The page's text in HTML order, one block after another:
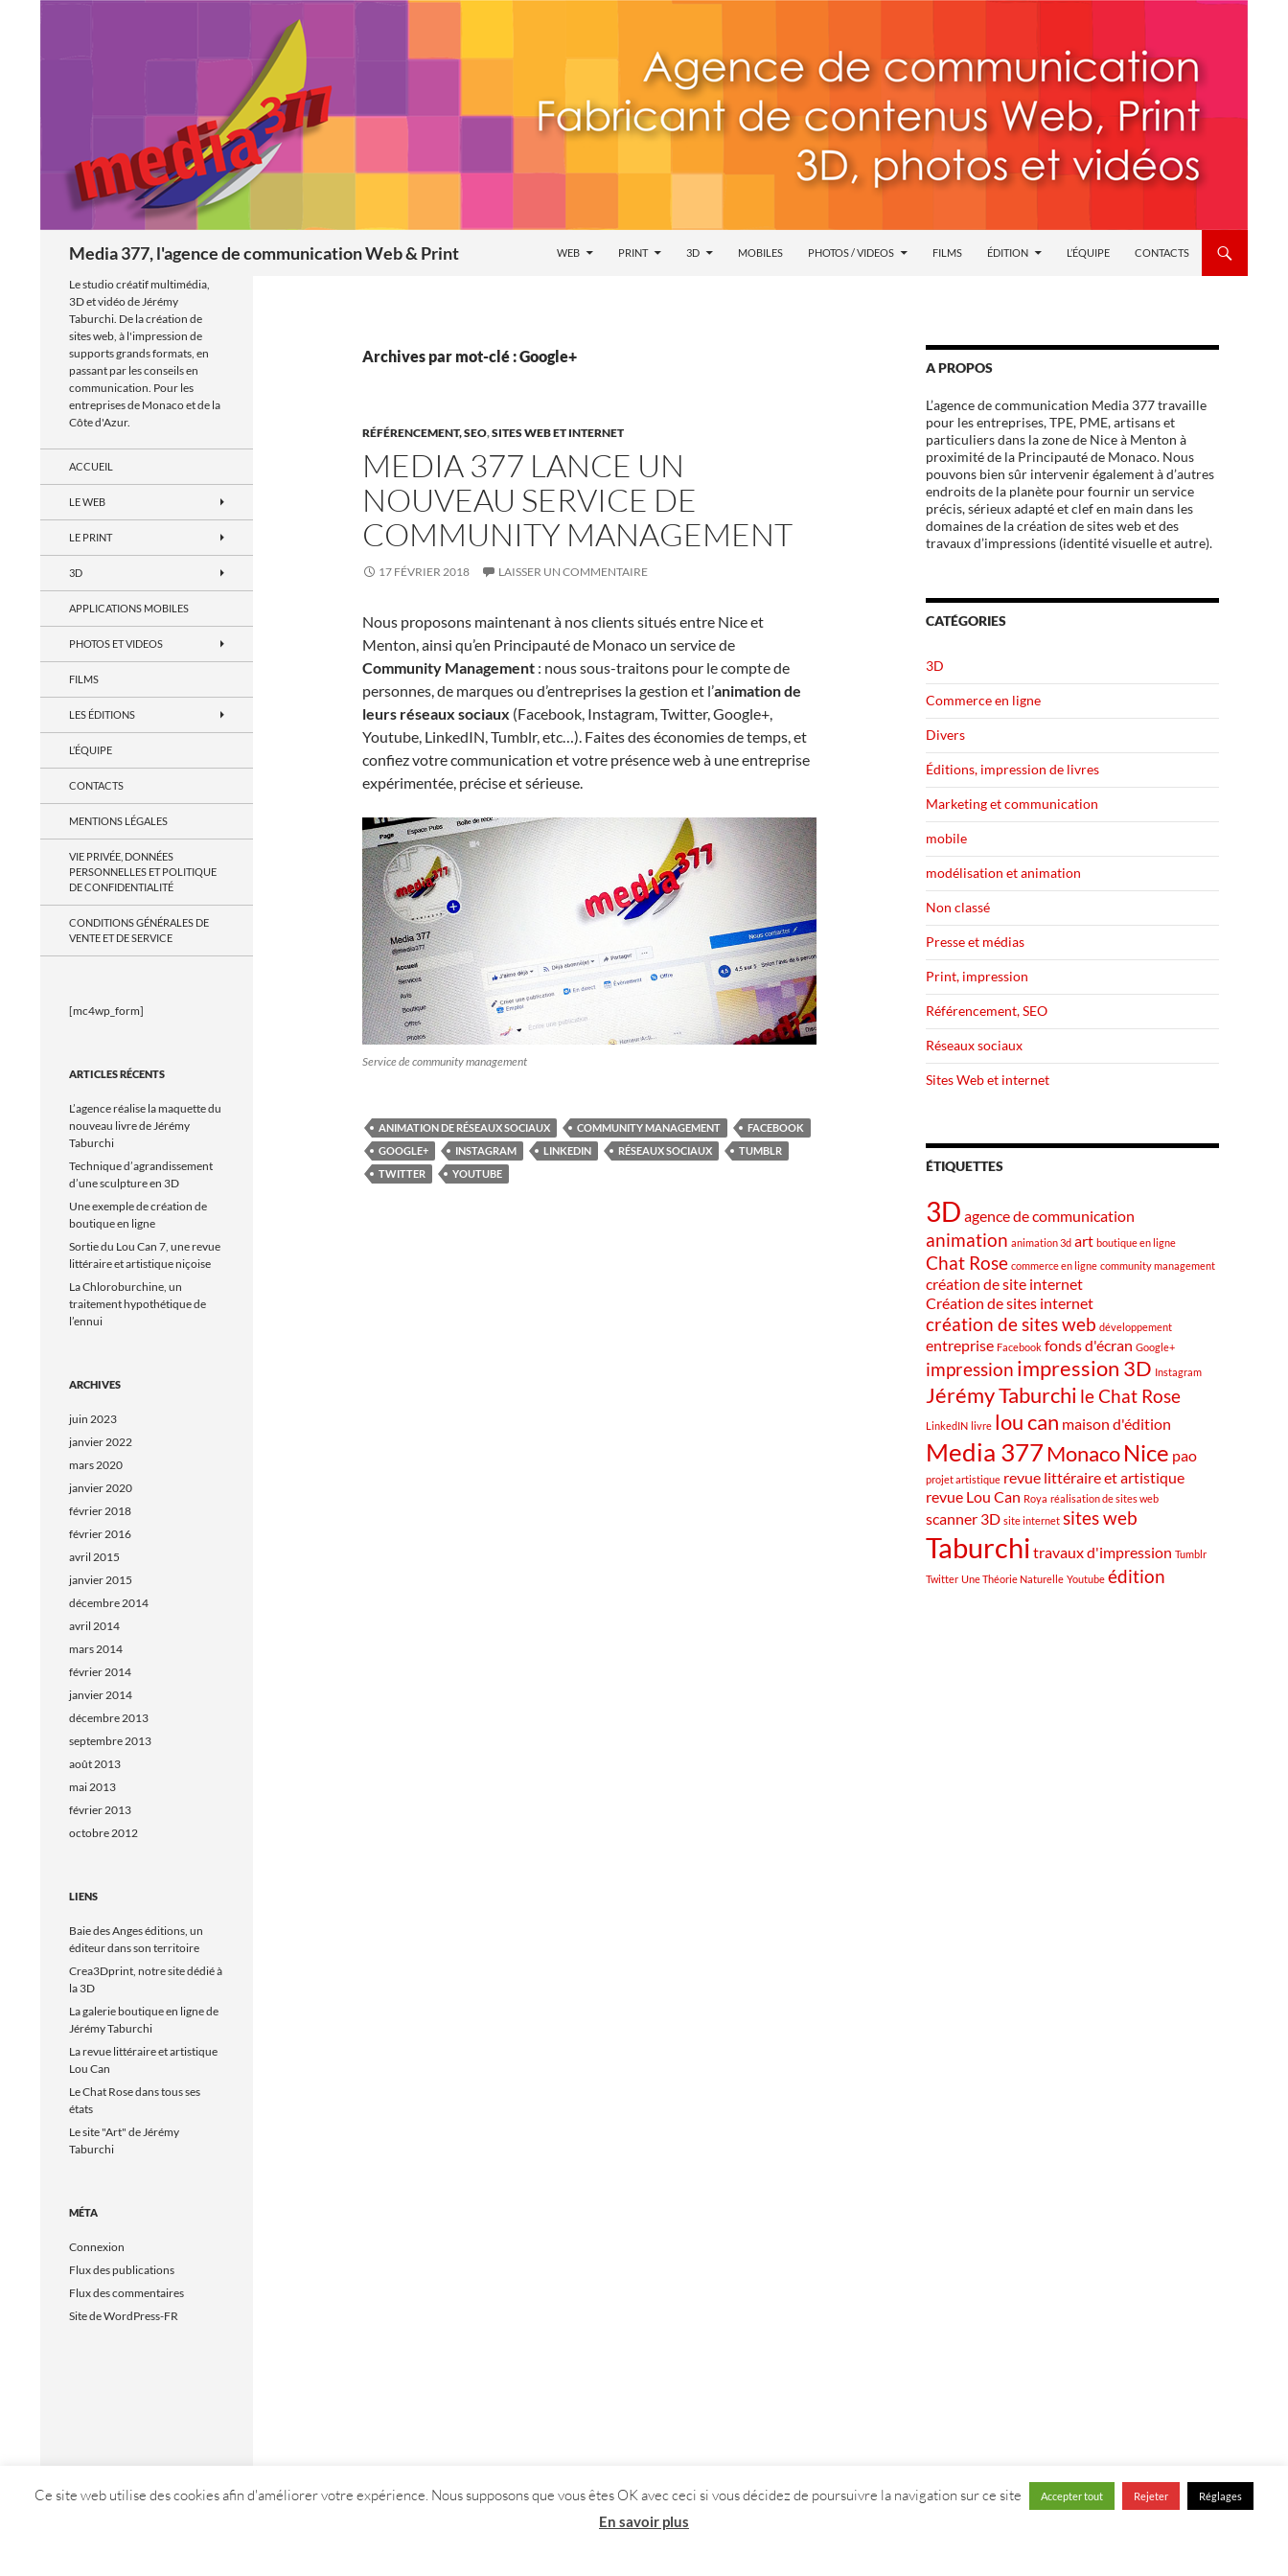
Media 377, l'agence de communication Web & Print WEB PRINT 3D MOBILES PHOTOS / VIDEOS FILMS ÉDITION L’ÉQUIPE CONTACTS
Archives par mot-clé : Google+
RÉFÉRENCEMENT, SEO,SITES WEB ET INTERNET
MEDIA 377 LANCE UN
NOUVEAU SERVICE DE
COMMUNITY MANAGEMENT
17 FÉVRIER 2018 LAISSER UN COMMENTAIRE
Nous proposons maintenant à nos clients situés entre Nice et
Menton, ainsi qu’en Principauté de Monaco un service de
Community Management : nous sous-traitons pour le compte de
personnes, de marques ou d’entreprises la gestion et l’animation de
leurs réseaux sociaux (Facebook, Instagram, Twitter, Google+,
Youtube, LinkedIN, Tumblr, etc…). Faites des économies de temps, et
confiez votre communication et votre présence web à une entreprise
expérimentée, précise et sérieuse.
Service de community management
ANIMATION DE RÉSEAUX SOCIAUX COMMUNITY MANAGEMENT
FACEBOOK
GOOGLE+
INSTAGRAM LINKEDIN RÉSEAUX SOCIAUX
TUMBLR
TWITTER
YOUTUBE
A PROPOS
L’agence de communication Media 377 travaille
pour les entreprises, TPE, PME, artisans et
particuliers dans la zone de Nice à Menton à
proximité de la Principauté de Monaco. Nous
pouvons bien sûr intervenir également à d’autres
endroits de la planète pour fournir un service
précis, sérieux adapté et clef en main dans les
domaines de la création de sites web et des
travaux d’impressions (identité visuelle et autre).
CATÉGORIES
3D
Commerce en ligne
Divers
Éditions, impression de livres
Marketing et communication
mobile
modélisation et animation
Non classé
Presse et médias
Print, impression
Référencement, SEO
Réseaux sociaux
Sites Web et internet
ÉTIQUETTES
3D agence de communication
animation animation 3d art boutique en ligne
Chat Rose commerce en ligne community management
création de site internet
Création de sites internet
création de sites web développement
entreprise Facebook fonds d'écran Google+
impression impression 3D Instagram
Jérémy Taburchi le Chat Rose
LinkedIN livre lou can maison d'édition
Media 377MonacoNice pao
projet artistique revue littéraire et artistique
revue Lou Can Roya réalisation de sites web
scanner 3D site internet sites web
Taburchi travaux d'impression Tumblr
Twitter Une Théorie Naturelle Youtube édition
Le studio créatif multimédia,
3D et vidéo de Jérémy
Taburchi. De la création de
sites web, à l'impression de
supports grands formats, en
passant par les conseils en
communication. Pour les
entreprises de Monaco et de la
Côte d'Azur.
ACCUEIL
LE WEB
LE PRINT
3D
APPLICATIONS MOBILES
PHOTOS ET VIDEOS
FILMS
LES ÉDITIONS
L’ÉQUIPE
CONTACTS
MENTIONS LÉGALES
VIE PRIVÉE, DONNÉES
PERSONNELLES ET POLITIQUE
DE CONFIDENTIALITÉ
CONDITIONS GÉNÉRALES DE
VENTE ET DE SERVICE
[mc4wp_form]
ARTICLES RÉCENTS
L’agence réalise la maquette du
nouveau livre de Jérémy
Taburchi
Technique d’agrandissement
d’une sculpture en 3D
Une exemple de création de
boutique en ligne
Sortie du Lou Can 7, une revue
littéraire et artistique niçoise
La Chloroburchine, un
traitement hypothétique de
l’ennui
ARCHIVES
juin 2023
janvier 2022
mars 2020
janvier 2020
février 2018
février 2016
avril 2015
janvier 2015
décembre 2014
avril 2014
mars 2014
février 2014
janvier 2014
décembre 2013
septembre 2013
août 2013
mai 2013
février 2013
octobre 2012
LIENS
Baie des Anges éditions, un
éditeur dans son territoire
Crea3Dprint, notre site dédié à
la 3D
La galerie boutique en ligne de
Jérémy Taburchi
La revue littéraire et artistique
Lou Can
Le Chat Rose dans tous ses
états
Le site "Art" de Jérémy
Taburchi
MÉTA
Connexion
Flux des publications
Flux des commentaires
Site de WordPress-FR
Ce site web utilise des cookies afin d'améliorer votre expérience. Nous supposons que vous êtes OK avec ceci si vous décidez de poursuivre la navigation sur ce site Accepter tout Rejeter Réglages
En savoir plus